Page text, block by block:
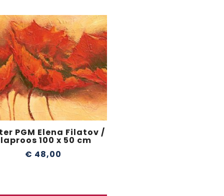
PGM Elena Filatov /
100 x 50 cm
€ 48,00